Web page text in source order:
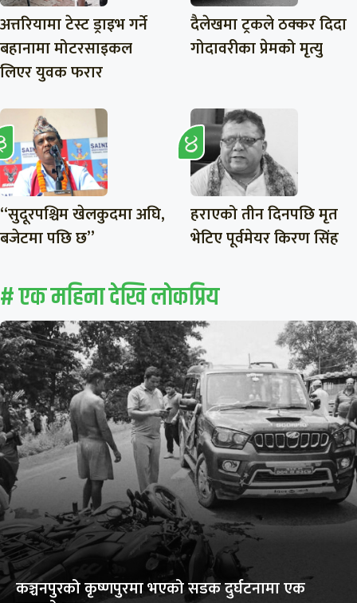
अत्तरियामा टेस्ट ड्राइभ गर्ने
बहानामा मोटरसाइकल
लिएर युवक फरार
दैलेखमा ट्रकले ठक्कर दिदा
गोदावरीका प्रेमको मृत्यु
“सुदूरपश्चिम खेलकुदमा अघि,
बजेटमा पछि छ”
हराएको तीन दिनपछि मृत
भेटिए पूर्वमेयर किरण सिंह
# एक महिना देखि लाेकप्रिय
कञ्चनपुरको कृष्णपुरमा भएको सडक दुर्घटनामा एक